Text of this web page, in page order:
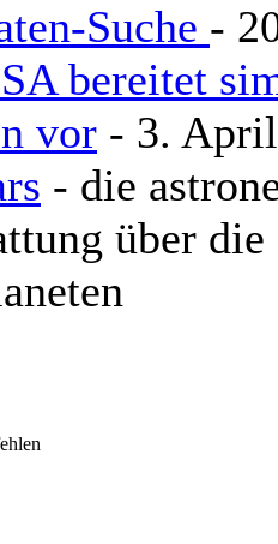
Suche -
bereitet
vor - 3.
- die
über